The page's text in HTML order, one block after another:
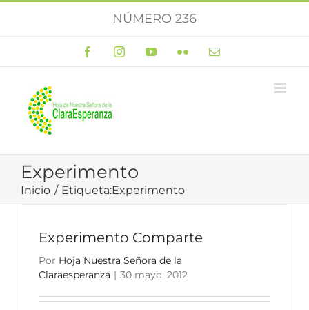
NÚMERO 236
FacebookInstagramYouTubeFlickr Correo
Experimento
Inicio Etiqueta:Experimento
Experimento Comparte
Por Hoja Nuestra Señora de la
Claraesperanza | 30 mayo, 2012